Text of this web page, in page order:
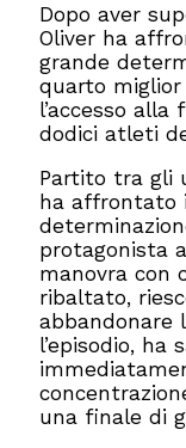
Dopo aver
Oliver ha
grande
quarto
l’accesso
dodici atleti
Partito tra gli
ha affrontato
protagonista
manovra con
ribaltato,
abbandonare
l’episodio, ha
una finale di